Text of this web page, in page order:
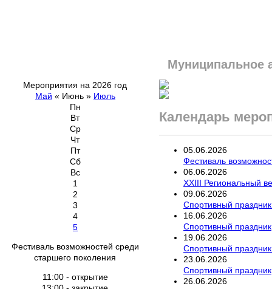
Муниципальное
Мероприятия на 2026 год
Май « Июнь » Июль
Пн
Вт
Ср
Чт
Пт
Сб
Вс
1
2
3
4
5
Фестиваль возможностей среди
старшего поколения
11:00 - открытие
Календарь
05 06 2026
Фестиваль
06 06 2026
XXIII Региональный
09 06 2026
Спортивный
16 06 2026
Спортивный праздник
19 06 2026
Спортивный
23 06 2026
Спортивный праздник
26 06 2026